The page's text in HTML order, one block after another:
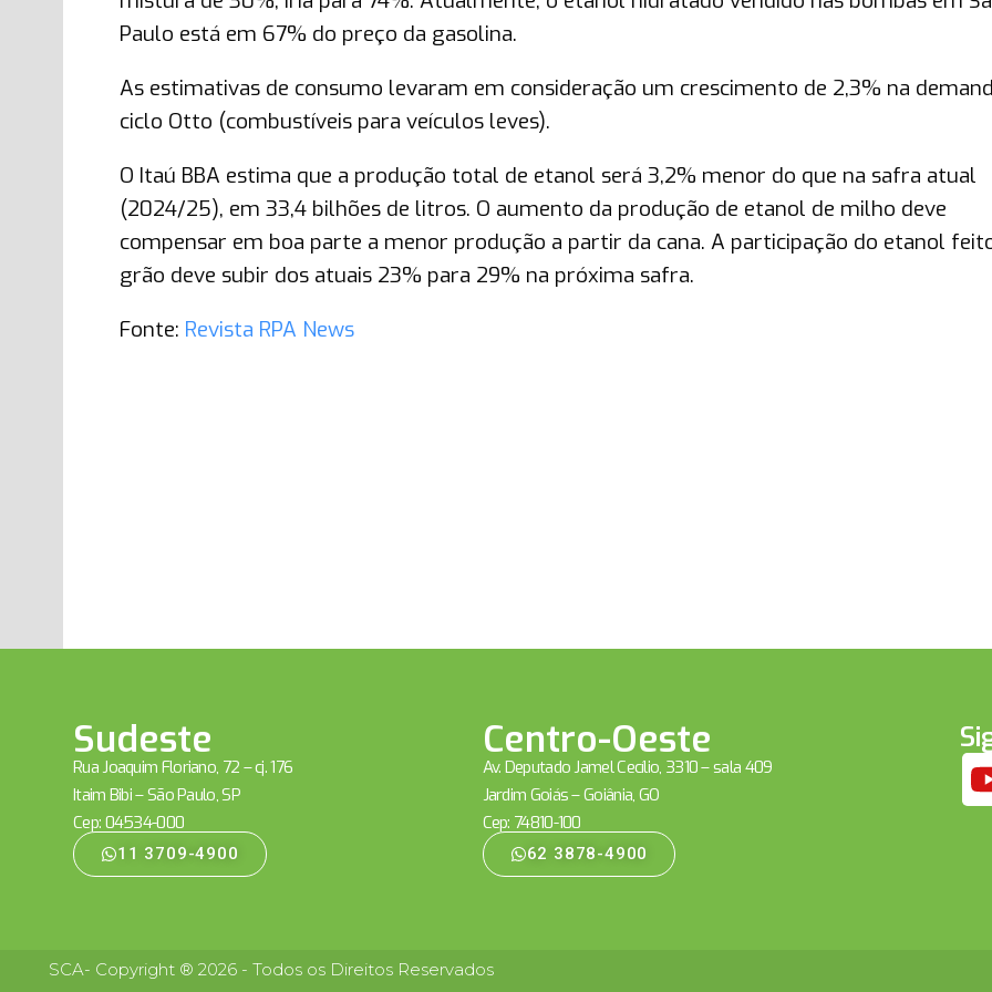
Paulo está em 67% do preço da gasolina.
As estimativas de consumo levaram em consideração um crescimento de 2,3% na
ciclo Otto (combustíveis para veículos leves).
O Itaú BBA estima que a produção total de etanol será 3,2% menor do que na safra atual
(2024/25), em 33,4 bilhões de litros. O aumento da produção de etanol de milho deve
compensar em boa parte a menor produção a partir da cana. A participação do etanol
grão deve subir dos atuais 23% para 29% na próxima safra.
Fonte: Revista RPA News
Sudeste
Rua Joaquim Floriano, 72 – cj. 176
Itaim Bibi – São Paulo, SP
Cep: 04534-000
11 3709-4900
Centro-Oeste
Av. Deputado Jamel Cecílio, 3310 – sala 409
Jardim Goiás – Goiânia, GO
Cep: 74810-100
62 3878-4900
SCA- Copyright ® 2026 - Todos os Direitos Reservados